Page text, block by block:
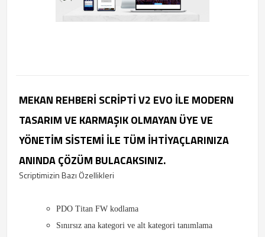
MEKAN REHBERI SCRIPTI V2 EVO ILE MODERN
TASARIM VE KARMAŞIK OLMAYAN ÜYE VE
YÖNETIM SISTEMI ILE TÜM IHTIYAÇLARINIZA
ANINDA ÇÖZÜM BULACAKSINIZ.
Scriptimizin Bazı Özellikleri
PDO Titan FW kodlama
Sınırsız ana kategori ve alt kategori tanımlama